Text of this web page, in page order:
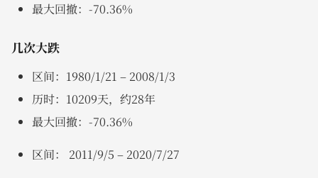
最大回撤：-70.36%
几次大跌
区间：1980/1/21 – 2008/1/3
历时：10209天，约28年
最大回撤：-70.36%
区间： 2011/9/5 – 2020/7/27